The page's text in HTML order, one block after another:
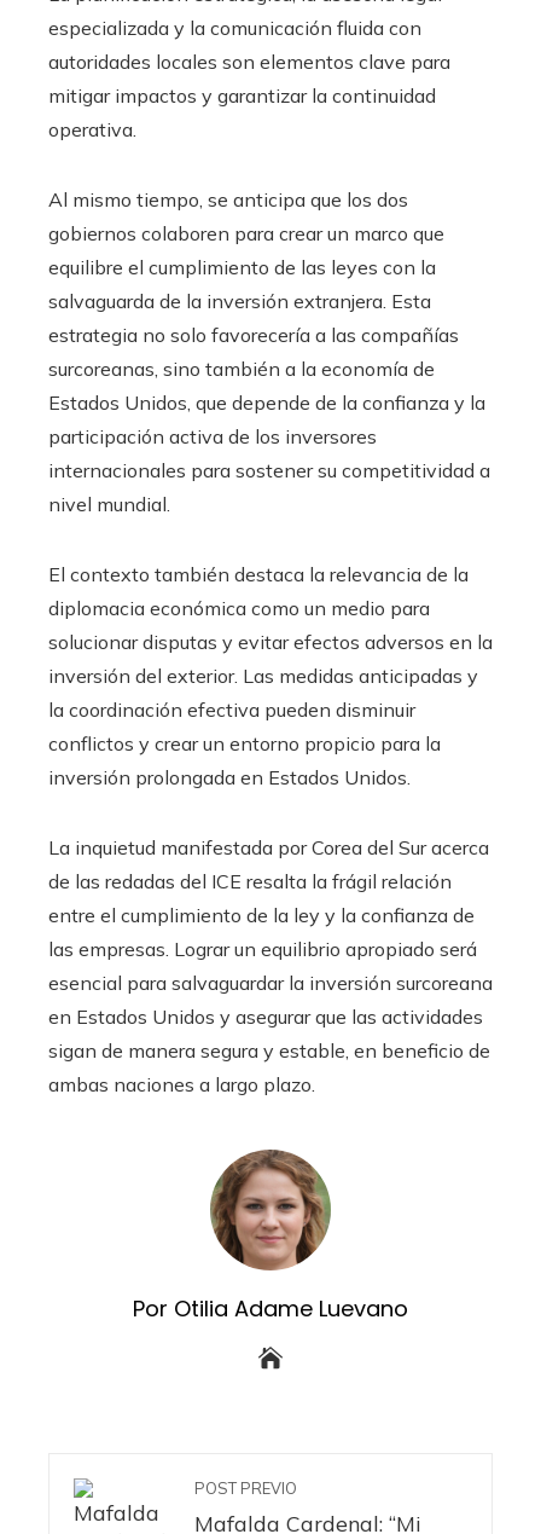
especializada y la comunicación fluida con
autoridades locales son elementos clave para
mitigar impactos y garantizar la continuidad
operativa.
Al mismo tiempo, se anticipa que los dos
gobiernos colaboren para crear un marco que
equilibre el cumplimiento de las leyes con la
salvaguarda de la inversión extranjera. Esta
estrategia no solo favorecería a las compañías
surcoreanas, sino también a la economía de
Estados Unidos, que depende de la confianza y la
participación activa de los inversores
internacionales para sostener su competitividad a
nivel mundial.
El contexto también destaca la relevancia de la
diplomacia económica como un medio para
solucionar disputas y evitar efectos adversos en la
inversión del exterior. Las medidas anticipadas y
la coordinación efectiva pueden disminuir
conflictos y crear un entorno propicio para la
inversión prolongada en Estados Unidos.
La inquietud manifestada por Corea del Sur acerca
de las redadas del ICE resalta la frágil relación
entre el cumplimiento de la ley y la confianza de
las empresas. Lograr un equilibrio apropiado será
esencial para salvaguardar la inversión surcoreana
en Estados Unidos y asegurar que las actividades
sigan de manera segura y estable, en beneficio de
ambas naciones a largo plazo.
Por Otilia Adame Luevano
POST PREVIO
Mafalda Cardenal: “Mi